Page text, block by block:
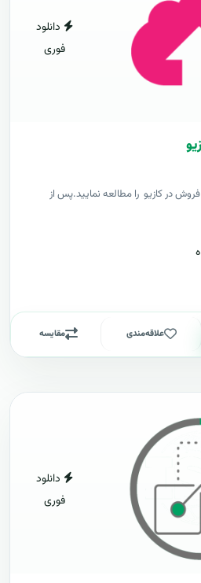
دانلود
فوری
در کازیو را مطالعه نمایید.پس از
علاقه‌مندی مقایسه
دانلود
فوری